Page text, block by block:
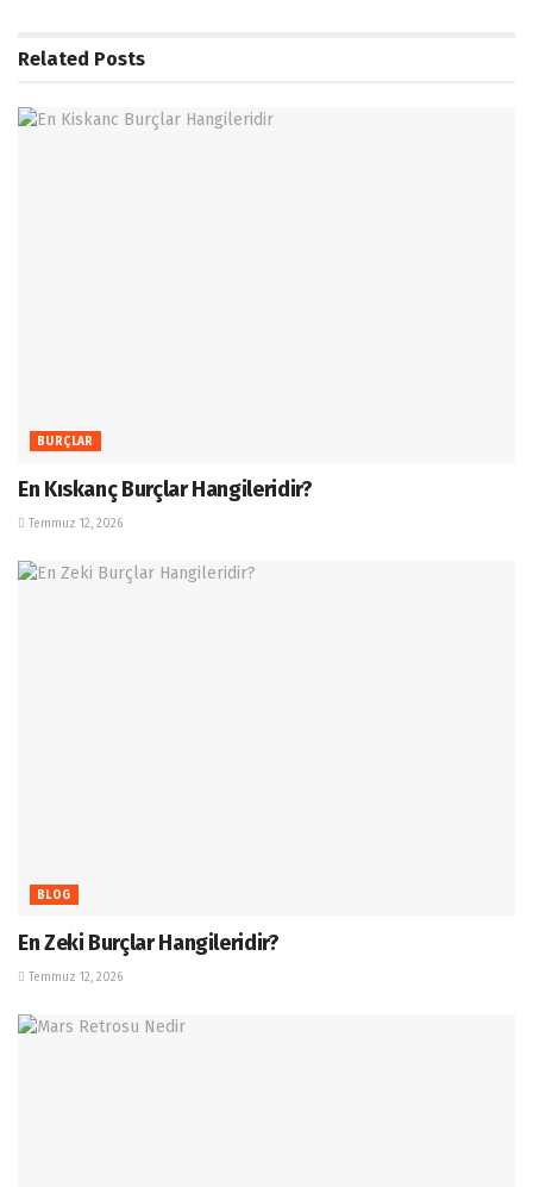
Related Posts
BURÇLAR
En Kıskanç Burçlar Hangileridir?
Temmuz 12, 2026
BLOG
En Zeki Burçlar Hangileridir?
Temmuz 12, 2026